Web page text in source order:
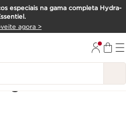
especiais na gama completa Hydra-
agora >
e sérum